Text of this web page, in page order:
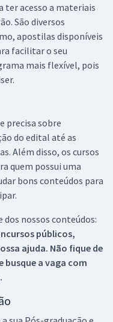
ter acesso a materiais
São diversos
apostilas disponíveis
facilitar o seu
mais flexível, pois
precisa sobre
do edital até as
Além disso, os cursos
quem possui uma
bons conteúdos para
nossos conteúdos:
públicos,
ajuda. Não fique de
busque a vaga com